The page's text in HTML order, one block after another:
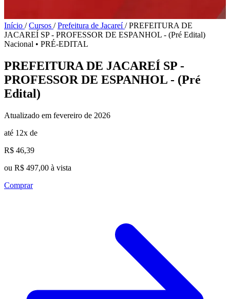
Início / Cursos / Prefeitura de Jacareí/ PREFEITURA DE
JACAREÍ SP - PROFESSOR DE ESPANHOL - (Pré Edital)
Nacional • PRÉ-EDITAL
PREFEITURA DE JACAREÍ SP -
PROFESSOR DE ESPANHOL - (Pré
Edital)
Atualizado em fevereiro de 2026
até 12x de
R$ 46,39
ou R$ 497,00 à vista
Comprar